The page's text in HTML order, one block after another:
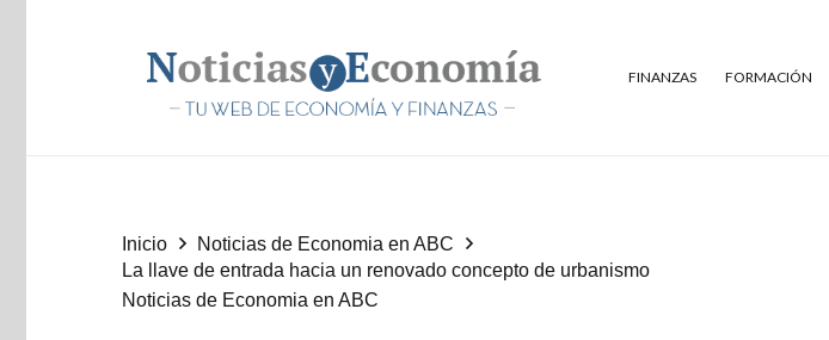
FINANZAS FORMACIÓN
Inicio
Noticias de Economia en ABC
La llave de entrada hacia un renovado concepto de urbanismo
Noticias de Economia en ABC